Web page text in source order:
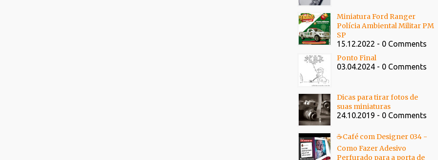
Miniatura Ford Ranger
Polícia Ambiental Militar PM
SP
15.12.2022 - 0 Comments
Ponto Final
03.04.2024 - 0 Comments
Dicas para tirar fotos de
suas miniaturas
24.10.2019 - 0 Comments
☕Café com Designer 034 -
Como Fazer Adesivo
Perfurado para a porta de